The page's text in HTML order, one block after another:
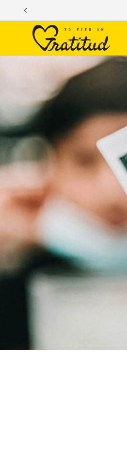
directamente
al contenido